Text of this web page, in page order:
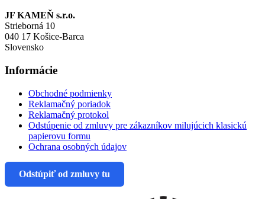
JF KAMEŇ s.r.o.
Strieborná 10
040 17 Košice-Barca
Slovensko
Informácie
Obchodné podmienky
Reklamačný poriadok
Reklamačný protokol
Odstúpenie od zmluvy pre zákazníkov milujúcich klasickú
papierovu formu
Ochrana osobných údajov
Odstúpiť od zmluvy tu